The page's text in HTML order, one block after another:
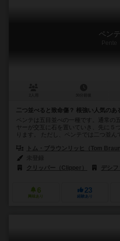
ペンテ
Pente
二つ並べると致命傷？ 根強い人気のあ
ペンテは五目並べの一種です。通常の
ヤーが交互に石を置いていき、先に５
ります。 ただし、ペンテでは二つ並ん
トム・ブラウンリッヒ（Tom
クリッパー（Clipper）
デシ
6
興味あり
23
経験あり